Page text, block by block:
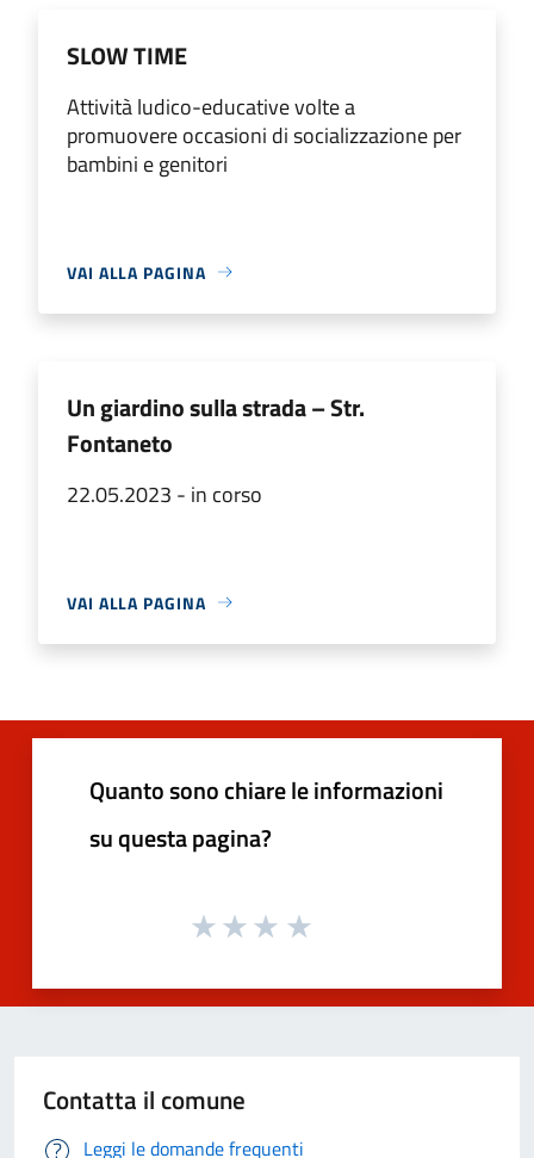
SLOW TIME
Attività ludico-educative volte a
promuovere occasioni di socializzazione per
bambini e genitori
VAI ALLA PAGINA
Un giardino sulla strada – Str.
Fontaneto
22.05.2023 - in corso
VAI ALLA PAGINA
Quanto sono chiare le informazioni
su questa pagina?
Contatta il comune
Leggi le domande frequenti